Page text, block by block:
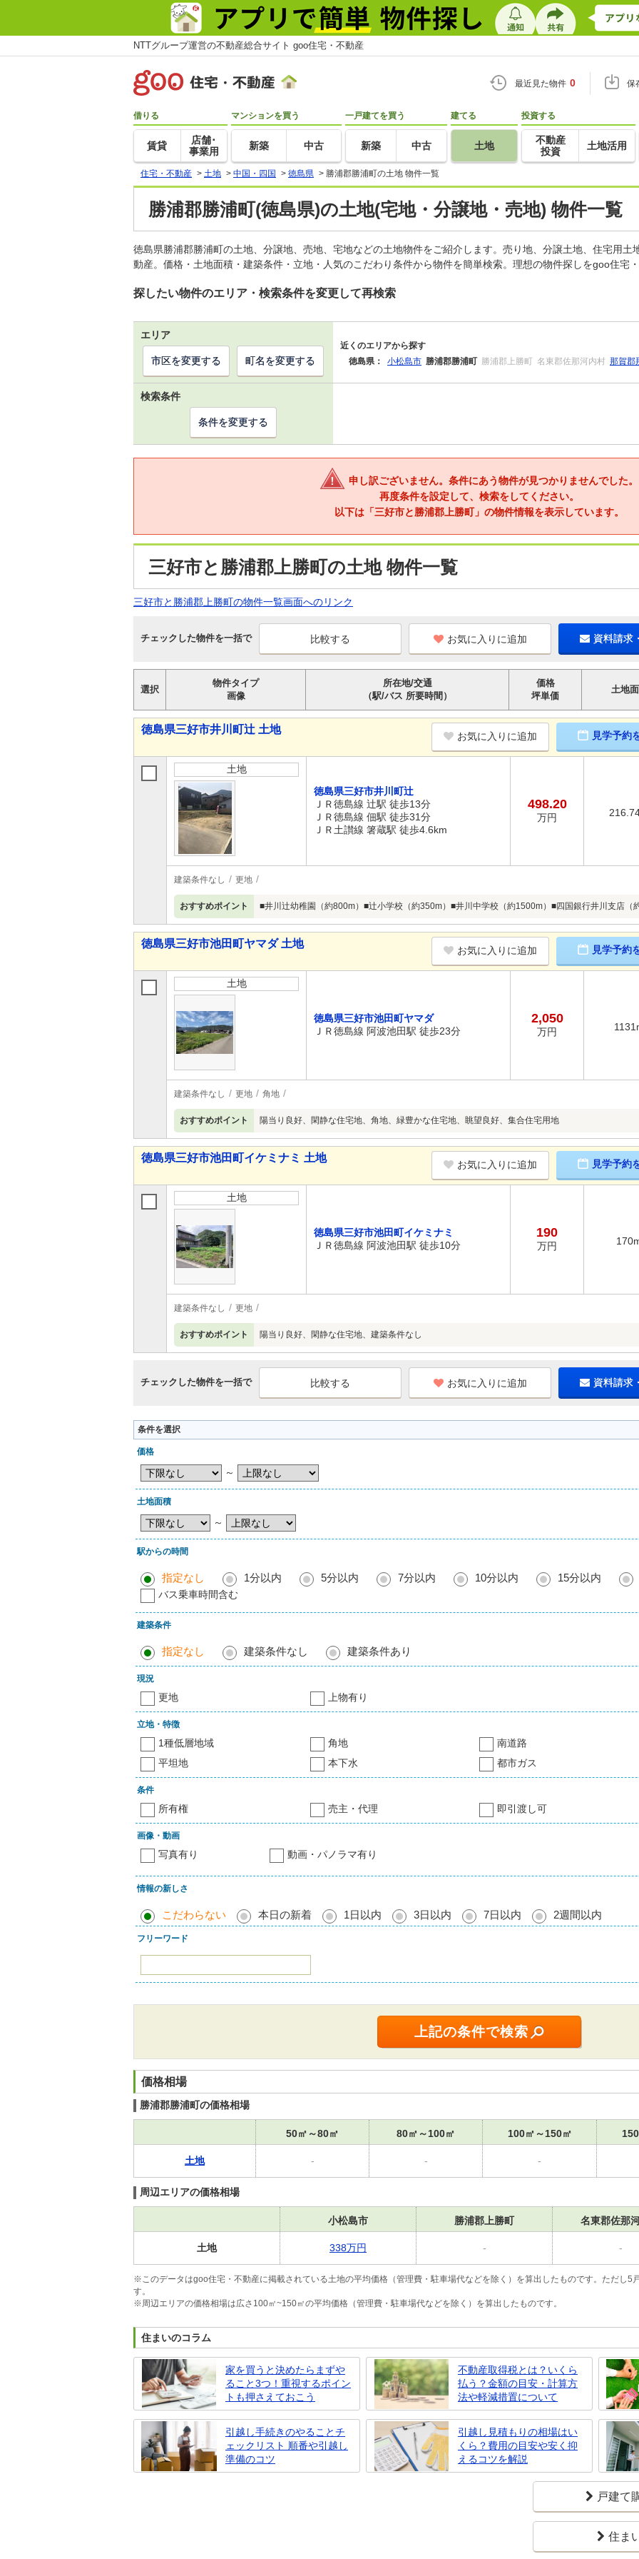
NTTグループ運営の不動産総合サイト goo住宅・不動産
最近見た物件 0 保
借りる
賃貸
店舗･
事業用
マンションを買う
新築 中古
一戸建てを買う
新築 中古
建てる
土地
投資する
不動産
投資
土地活用
住宅・不動産 > 土地 > 中国・四国 > 徳島県 > 勝浦郡勝浦町の土地 物件一覧
勝浦郡勝浦町(徳島県)の土地(宅地・分譲地・売地) 物件一覧
徳島県勝浦郡勝浦町の土地、分譲地、売地、宅地などの土地物件をご紹介します。売り地、分譲土地、住宅用
動産。価格・土地面積・建築条件・立地・人気のこだわり条件から物件を簡単検索。理想の物件探しをgoo住宅
探したい物件のエリア・検索条件を変更して再検索
エリア
近くのエリアから探す
徳島県：
小松島市 勝浦郡勝浦町 勝浦郡上勝町 名東郡佐那河内村 那賀郡
市区を変更する 町名を変更する
検索条件
条件を変更する
申し訳ございません。条件にあう物件が見つかりませんでした。
再度条件を設定して、検索をしてください。
以下は「三好市と勝浦郡上勝町」の物件情報を表示しています。
三好市と勝浦郡上勝町の土地 物件一覧
三好市と勝浦郡上勝町の物件一覧画面へのリンク
チェックした物件を一括で お気に入りに追加 資料請求
選択
物件タイプ
画像
所在地/交通
（駅/バス 所要時間）
価格
坪単価
土地
徳島県三好市井川町辻 土地
お気に入りに追加 見学予約
土地
徳島県三好市井川町辻
ＪＲ徳島線 辻駅 徒歩13分
ＪＲ徳島線 佃駅 徒歩31分
ＪＲ土讃線 箸蔵駅 徒歩4.6km
498.20
万円
建築条件なし 更地
おすすめポイント ■井川辻幼稚園（約800m）■辻小学校（約350m）■井川中学校（約1500m）■四国銀行井川支店（
徳島県三好市池田町ヤマダ 土地
お気に入りに追加 見学予約
土地
徳島県三好市池田町ヤマダ
ＪＲ徳島線 阿波池田駅 徒歩23分
2,050
万円
建築条件なし 更地 角地
おすすめポイント 陽当り良好、閑静な住宅地、角地、緑豊かな住宅地、眺望良好、集合住宅用地
徳島県三好市池田町イケミナミ 土地
お気に入りに追加 見学予約
土地
徳島県三好市池田町イケミナミ
ＪＲ徳島線 阿波池田駅 徒歩10分
190
万円
建築条件なし 更地
おすすめポイント 陽当り良好、閑静な住宅地、建築条件なし
チェックした物件を一括で お気に入りに追加 資料請求
条件を選択
価格
～
土地面積
～
駅からの時間
指定なし 1分以内 5分以内 7分以内 10分以内 15分以内
バス乗車時間含む
建築条件
指定なし 建築条件なし 建築条件あり
現況
更地 上物有り
立地・特徴
1種低層地域 角地
南道路
平坦地
本下水 都市ガス
条件
所有権 売主・代理 即引渡し可
画像・動画
写真有り 動画・パノラマ有り
情報の新しさ
こだわらない 本日の新着 1日以内 3日以内 7日以内 2週間以内
フリーワード
価格相場
勝浦郡勝浦町の価格相場
50㎡～80㎡ 80㎡～100㎡ 100㎡～150㎡
土地 - - -
周辺エリアの価格相場
小松島市 勝浦郡上勝町 名東郡佐那
土地 338万円 - -
※このデータはgoo住宅・不動産に掲載されている土地の平均価格（管理費・駐車場代などを除く）を算出したものです。ただし5
す。
※周辺エリアの価格相場は広さ100㎡~150㎡の平均価格（管理費・駐車場代などを除く）を算出したものです。
住まいのコラム
家を買うと決めたらまずや
ること3つ！重視するポイン
トも押さえておこう
不動産取得税とは？いくら
払う？金額の目安・計算方
法や軽減措置について
引越し手続きのやることチ
ェックリスト 順番や引越し
準備のコツ
引越し見積もりの相場はい
くら？費用の目安や安く抑
えるコツを解説
戸建て
住ま